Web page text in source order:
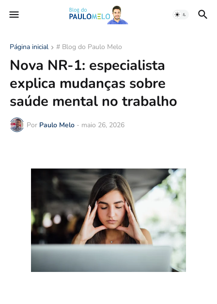
Página inicial # Blog do Paulo Melo
Nova NR-1: especialista
explica mudanças sobre
saúde mental no trabalho
Por Paulo Melo - maio 26, 2026